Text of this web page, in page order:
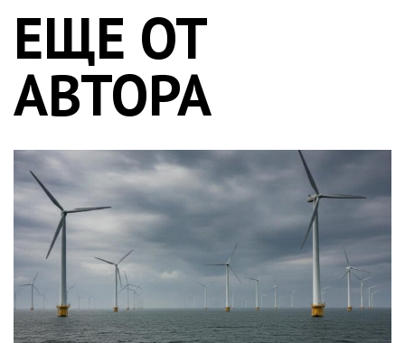
ЕЩЕ ОТ
АВТОРА